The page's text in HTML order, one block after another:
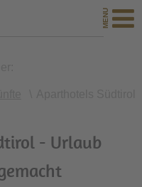
- Urlaub